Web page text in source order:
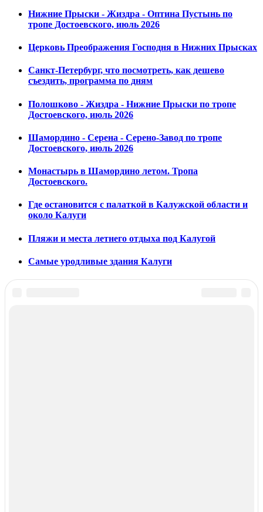
Нижние Прыски - Жиздра - Оптина Пустынь по
тропе Достоевского, июль 2026
Церковь Преображения Господня в Нижних Прысках
Санкт-Петербург, что посмотреть, как дешево
съездить, программа по дням
Полошково - Жиздра - Нижние Прыски по тропе
Достоевского, июль 2026
Шамордино - Серена - Серено-Завод по тропе
Достоевского, июль 2026
Монастырь в Шамордино летом. Тропа
Достоевского.
Где остановится с палаткой в Калужской области и
около Калуги
Пляжи и места летнего отдыха под Калугой
Самые уродливые здания Калуги